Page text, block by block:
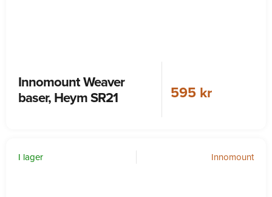
Innomount Weaver
baser, Heym SR21
595 kr
I lager Innomount